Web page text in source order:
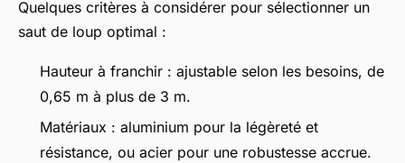
Quelques critères à considérer pour sélectionner un
saut de loup optimal :
Hauteur à franchir : ajustable selon les besoins, de
0,65 m à plus de 3 m.
Matériaux : aluminium pour la légèreté et
résistance, ou acier pour une robustesse accrue.